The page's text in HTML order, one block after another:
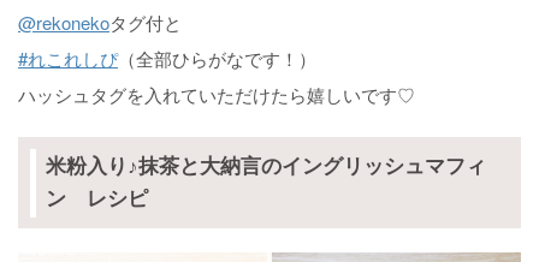
@rekonekoタグ付と
#れこれしぴ（全部ひらがなです！）
ハッシュタグを入れていただけたら嬉しいです♡
米粉入り♪抹茶と大納言のイングリッシュマフィ
ン レシピ